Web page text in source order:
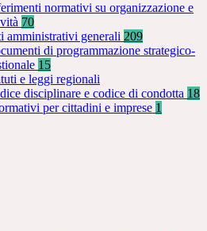
normativi su organizzazione e
70
amministrativi generali 209
di programmazione strategico-
15
e leggi regionali
disciplinare e codice di condotta 18
per cittadini e imprese 1